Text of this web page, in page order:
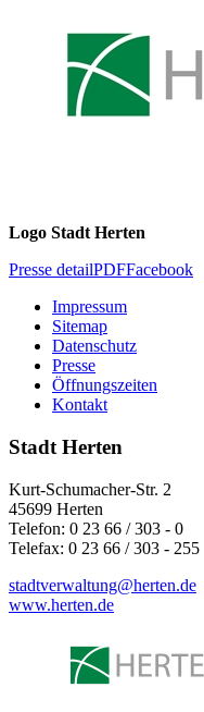
Logo Stadt Herten
Presse detailPDFFacebook
Impressum
Sitemap
Datenschutz
Presse
Öffnungszeiten
Kontakt
Stadt Herten
Kurt-Schumacher-Str. 2
45699 Herten
Telefon: 0 23 66 / 303 - 0
Telefax: 0 23 66 / 303 - 255
stadtverwaltung@herten.de
www.herten.de